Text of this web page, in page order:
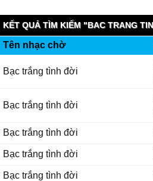
KẾT QUẢ TÌM KIẾM "BAC TRANG
Tên nhạc chờ
Bạc trắng tình đời
Bạc trắng tình đời
Bạc trắng tình đời
Bạc trắng tình đời
Bạc trắng tình đời